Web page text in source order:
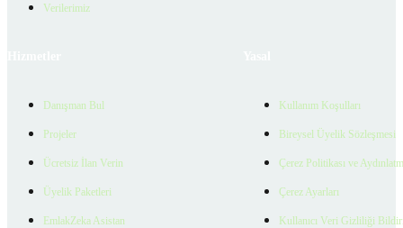
Verilerimiz
Danışman Bul
Projeler
Ücretsiz İlan Verin
Üyelik Paketleri
EmlakZeka Asistan
Kullanım Koşulları
Bireysel Üyelik Sözleşmesi
Çerez Politikası ve
Çerez Ayarları
Kullanıcı Veri Gizliliği